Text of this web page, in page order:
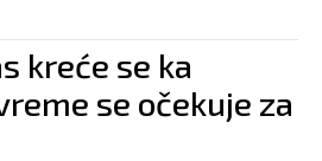
kreće se ka
se očekuje za